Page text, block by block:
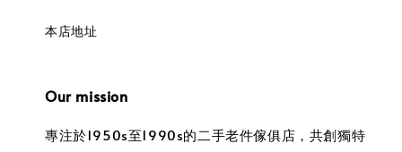
本店地址
Our mission
專注於1950s至1990s的二手老件傢俱店，共創獨特